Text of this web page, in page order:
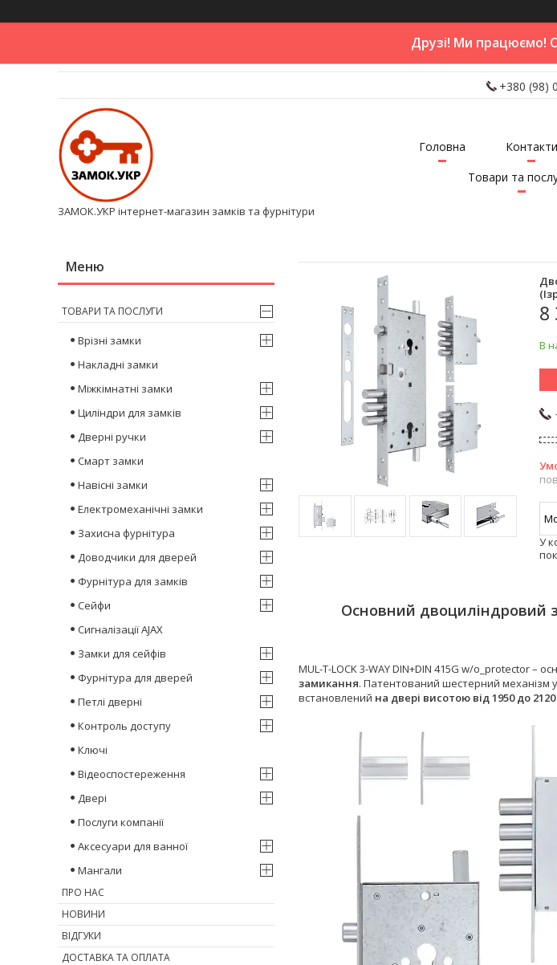
Друзі! Ми працюємо!
+380 (98)
ЗАМОК.УКР інтернет-магазин замків та фурнітури
Головна Контакти
Товари та
8
В
У
Основний двоциліндровий
MUL-T-LOCK 3-WAY DIN+DIN 415G w/o_protector –
замикання. Патентований шестерний механізм
встановлений на двері висотою від 1950 до
ТОВАРИ ТА ПОСЛУГИ
Врізні замки
Накладні замки
Міжкімнатні замки
Циліндри для замків
Дверні ручки
Смарт замки
Навісні замки
Електромеханічні замки
Захисна фурнітура
Доводчики для дверей
Фурнітура для замків
Сейфи
Сигналізації AJAX
Замки для сейфів
Фурнітура для дверей
Петлі дверні
Контроль доступу
Ключі
Відеоспостереження
Двері
Послуги компанії
Аксесуари для ванної
Мангали
ПРО НАС
НОВИНИ
ВІДГУКИ
ДОСТАВКА ТА ОПЛАТА